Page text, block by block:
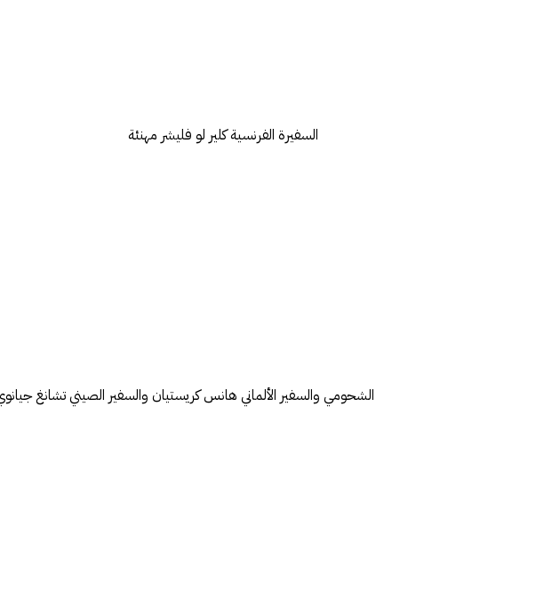
السفيرة الفرنسية كلير لو فليشر مهنئة
الشحومي والسفير الألماني هانس كريستيان والسفير الصيني تشانغ